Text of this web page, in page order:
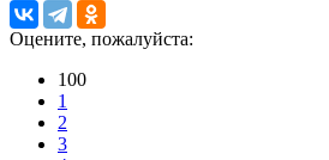
Оцените, пожалуйста:
100
1
2
3